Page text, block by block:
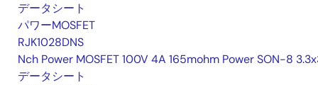
データシート
パワーMOSFET
RJK1028DNS
Nch Power MOSFET 100V 4A 165mohm Power SON-8
データシート